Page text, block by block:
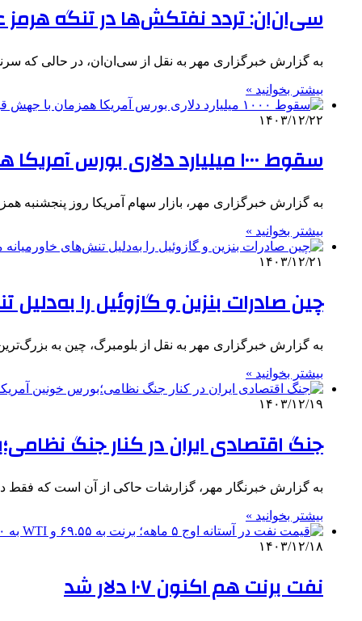
سی‌ان‌ان: تردد نفتکش‌ها در تنگه
به گزارش خبرگزاری مهر به نقل از سی‌ان‌ان، در حالی که سرنوشت آتش‌بس ۶۰ روزه میان
بیشتر بخوانید »
۱۴۰۳/۱۲/۲۲
سقوط ۱۰۰۰ میلیارد دلاری بورس آمریکا همزمان با جهش قیمت نفت
به گزارش خبرگزاری مهر، بازار سهام آمریکا روز پنجشنبه
بیشتر بخوانید »
۱۴۰۳/۱۲/۲۱
چین صادرات بنزین و گازوئیل را
به گزارش خبرگزاری مهر به نقل از بلومبرگ، چین به
بیشتر بخوانید »
۱۴۰۳/۱۲/۱۹
جنگ اقتصادی ایران در کنار جنگ
به گزارش خبرنگار مهر، گزارشات حاکی از آن است که فقط
بیشتر بخوانید »
۱۴۰۳/۱۲/۱۸
نفت برنت هم اکنون ۱۰۷ دلار شد